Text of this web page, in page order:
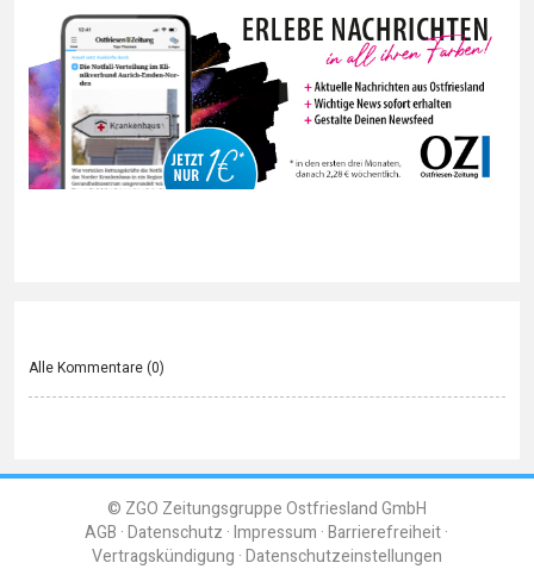
Alle Kommentare (0)
© ZGO Zeitungsgruppe Ostfriesland GmbH
AGB Datenschutz Impressum Barrierefreiheit
Vertragskündigung Datenschutzeinstellungen